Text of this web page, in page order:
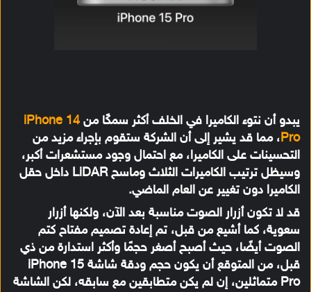
يبدو أن نتوء الكاميرا في الخلف أكثر سمكًا من iPhone 14
Pro، مما قد يشير إلى أن الشركة ستقوم بإجراء مزيد من
التحسينات على الكاميرا، مع احتمال وجود مستشعرات أكبر،
وسيظل ترتيب الكاميرات الثلاث وماسح LiDAR داخل حقل
الكاميرا دون تغيير عن العام الماضي.
قد لا تكون أزرار الصوت مناسبة بعد الآن، ولكنها أزرار
سعوية، كما أشيع من قبل، تم إعادة تصميم مفتاح كتم
الصوت أيضًا، حيث أصبح أصغر حجمًا وأكثر استدارة من ذي
قبل، من المتوقع أن يكون حجم ودقة شاشة iPhone 15
Pro متماثلين، إن لم يكن متطابقين مع سابقه، لكن الشاشة